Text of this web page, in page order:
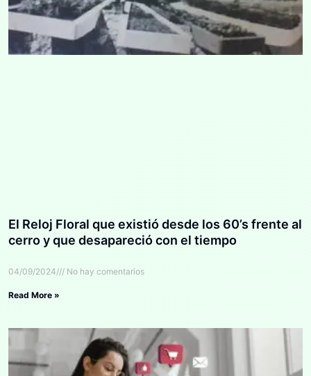
El Reloj Floral que existió desde los 60’s frente al
cerro y que desapareció con el tiempo
04/09/2024 No hay comentarios
Read More »